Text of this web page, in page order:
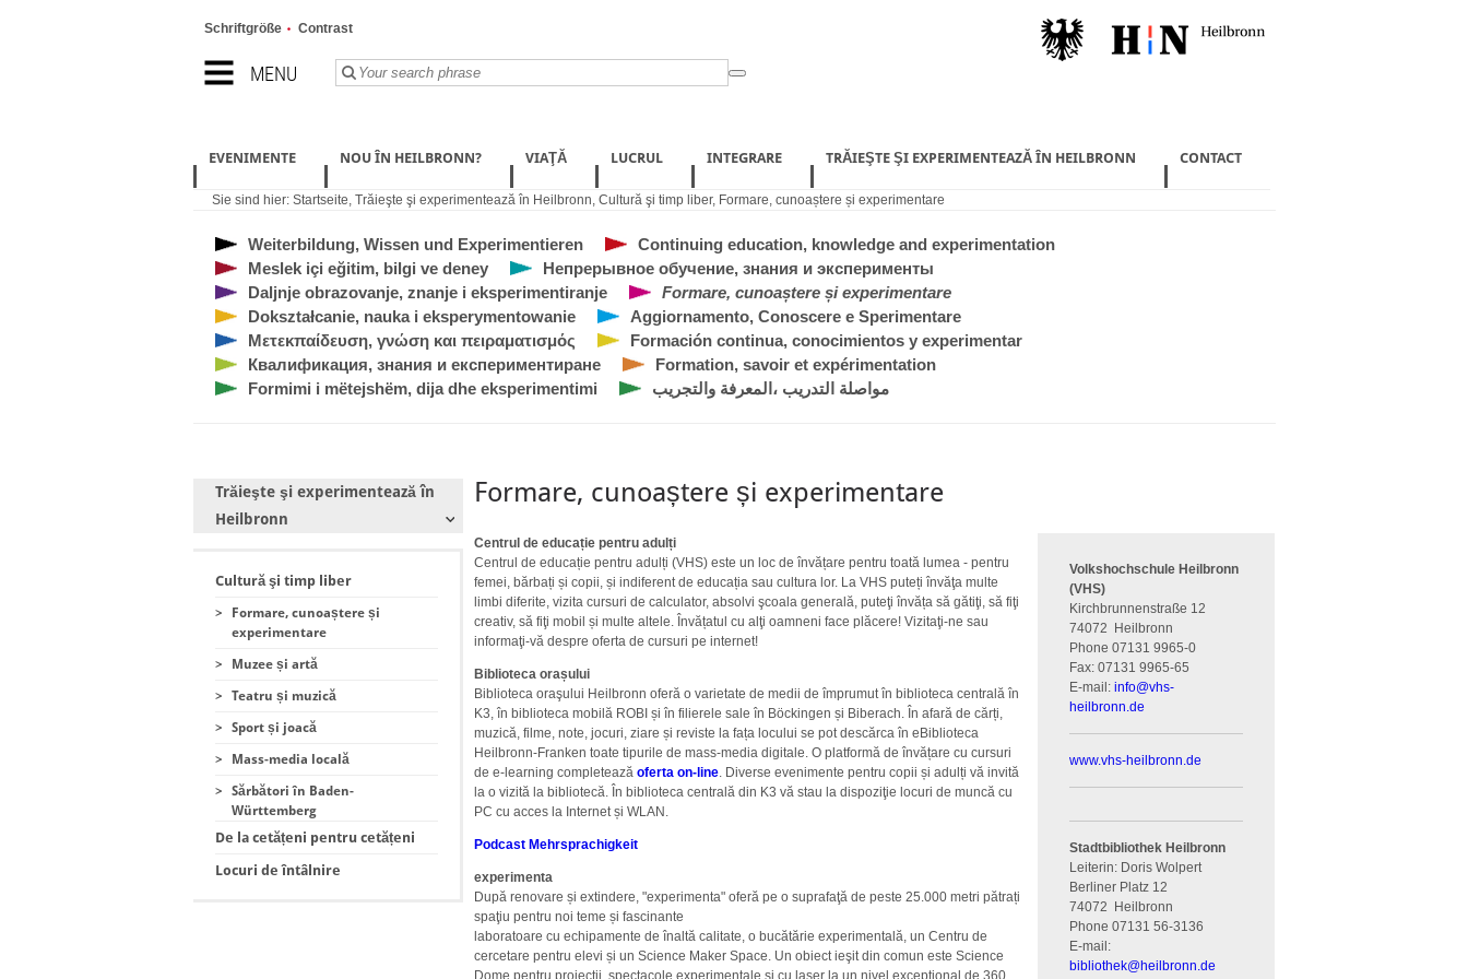
MENU
Schriftgröße Contrast
EVENIMENTE NOU ÎN HEILBRONN? VIAŢĂ LUCRUL INTEGRARE TRĂIEŞTE ŞI EXPERIMENTEAZĂ ÎN HEILBRONN CONTACT
Sie sind hier: Startseite, Trăieşte şi experimentează în Heilbronn, Cultură şi timp liber, Formare, cunoaștere și experimentare
Weiterbildung, Wissen und Experimentieren
Continuing education, knowledge and experimentation
Meslek içi eğitim, bilgi ve deney
Непрерывное обучение, знания и эксперименты
Daljnje obrazovanje, znanje i eksperimentiranje
Formare, cunoaștere și experimentare
Dokształcanie, nauka i eksperymentowanie
Aggiornamento, Conoscere e Sperimentare
Μετεκπαίδευση, γνώση και πειραματισμός
Formación continua, conocimientos y experimentar
Квалификация, знания и експериментиране
Formation, savoir et expérimentation
Formimi i mëtejshëm, dija dhe eksperimentimi
مواصلة التدريب ،المعرفة والتجريب
Trăieşte şi experimentează în
Heilbronn
Cultură şi timp liber
>
Formare, cunoaștere și
experimentare
> Muzee și artă
> Teatru și muzică
> Sport și joacă
> Mass-media locală
>
Sărbători în Baden-
Württemberg
De la cetățeni pentru cetățeni
Locuri de întâlnire
Formare, cunoaștere și experimentare
Centrul de educație pentru adulți
Centrul de educație pentru adulți (VHS) este un loc de învățare pentru toată lumea - pentru
femei, bărbați și copii, și indiferent de educația sau cultura lor. La VHS puteți învăţa multe
limbi diferite, vizita cursuri de calculator, absolvi şcoala generală, puteţi învăța să gătiţi, să fiţi
creativ, să fiţi mobil și multe altele. Învățatul cu alţi oamneni face plăcere! Vizitaţi-ne sau
informaţi-vă despre oferta de cursuri pe internet!
Biblioteca orașului
Biblioteca oraşului Heilbronn oferă o varietate de medii de împrumut în biblioteca centrală în
K3, în biblioteca mobilă ROBI și în filierele sale în Böckingen și Biberach. În afară de cărți,
muzică, filme, note, jocuri, ziare și reviste la fața locului se pot descărca în eBiblioteca
Heilbronn-Franken toate tipurile de mass-media digitale. O platformă de învățare cu cursuri
de e-learning completeazăoferta on-line. Diverse evenimente pentru copii și adulți vă invită
la o vizită la bibliotecă. În biblioteca centrală din K3 vă stau la dispoziţie locuri de muncă cu
PC cu acces la Internet și WLAN.
Podcast Mehrsprachigkeit
experimenta
După renovare și extindere, "experimenta" oferă pe o suprafaţă de peste 25.000 metri pătrați
spaţiu pentru noi teme și fascinante
laboratoare cu echipamente de înaltă calitate, o bucătărie experimentală, un Centru de
cercetare pentru elevi și un Science Maker Space. Un obiect ieşit din comun este Science
Dome pentru proiecții, spectacole experimentale și cu laser la un nivel excepțional de 360
Volkshochschule Heilbronn
(VHS)
Kirchbrunnenstraße 12
74072
Heilbronn
Phone07131 9965-0
Fax:07131 9965-65
E-mail:info@vhs-
heilbronn.de
www.vhs-heilbronn.de
Stadtbibliothek Heilbronn
Leiterin: Doris Wolpert
Berliner Platz 12
74072
Heilbronn
Phone07131 56-3136
E-mail:
bibliothek@heilbronn.de